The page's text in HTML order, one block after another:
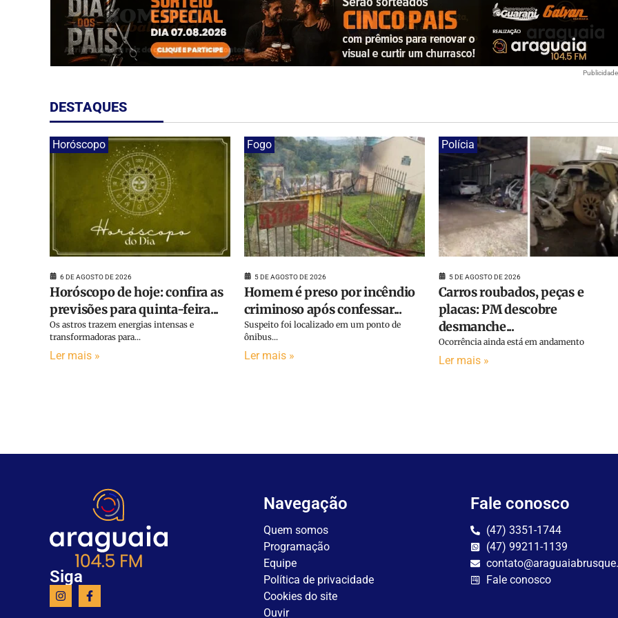
Publicidade
DESTAQUES
Horóscopo
6 DE AGOSTO DE 2026
Horóscopo de hoje: confira as
previsões para quinta-feira...
Os astros trazem energias intensas e
transformadoras para...
Ler mais »
Fogo
5 DE AGOSTO DE 2026
Homem é preso por incêndio
criminoso após confessar...
Suspeito foi localizado em um ponto de
ônibus...
Ler mais »
Polícia
5 DE AGOSTO DE 2026
Carros roubados, peças e
placas: PM descobre
desmanche...
Ocorrência ainda está em andamento
Ler mais »
Siga
Navegação
Quem somos
Programação
Equipe
Política de privacidade
Cookies do site
Ouvir
Fale conosco
(47) 3351-1744
(47) 99211-1139
Fale conosco